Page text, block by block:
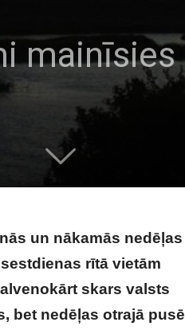
mainīsies
un nākamās nedēļas
rītā vietām
skars valsts
bet nedēļas otrajā pusē